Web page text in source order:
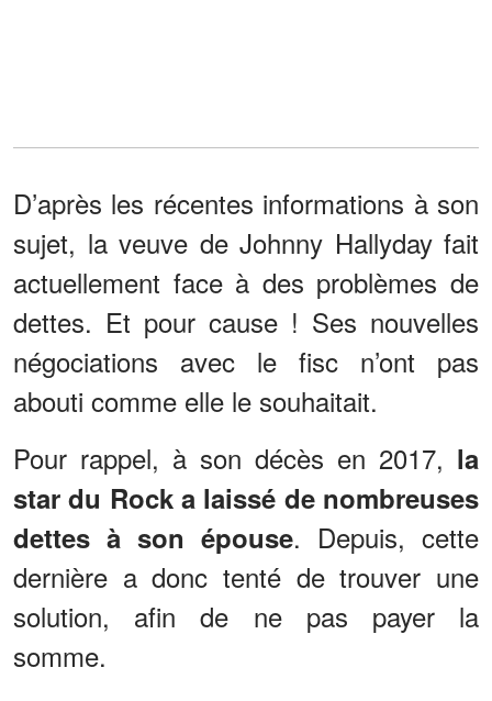
D’après les récentes informations à son
sujet, la veuve de Johnny Hallyday fait
actuellement face à des problèmes de
dettes. Et pour cause ! Ses nouvelles
négociations avec le fisc n’ont pas
abouti comme elle le souhaitait.
Pour rappel, à son décès en 2017, la
star du Rock a laissé de nombreuses
dettes à son épouse. Depuis, cette
dernière a donc tenté de trouver une
solution, afin de ne pas payer la
somme.